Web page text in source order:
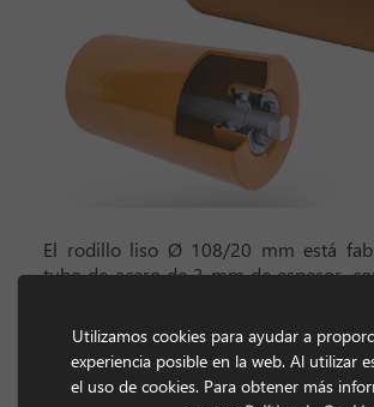
El rodillo liso Ø 108/20 mm está
tubo de acero de 3 mm de espesor,
acabados de los rodillos son en acero
se puede socilitar bajo pedido en acero
Utilizamos cookies para ayudar a
experiencia posible en la web. Al utilizar
el uso de cookies. Para obtener más